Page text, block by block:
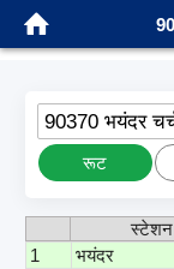
90370 भयंदर
रूट
स्टेशन
1
भयंदर